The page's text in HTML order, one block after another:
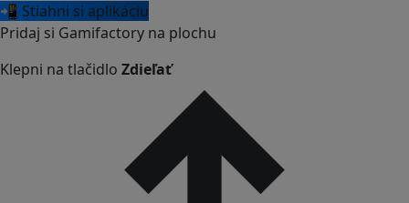
📲 Stiahni si aplikáciu
Pridaj si Gamifactory na plochu
Klepni na tlačidlo Zdieľať